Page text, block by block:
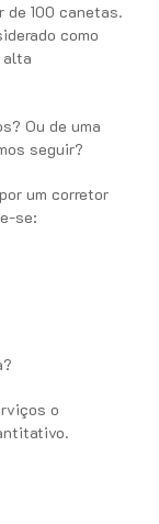
de 100 canetas.
como
alta
Ou de uma
seguir?
um corretor
se:
o